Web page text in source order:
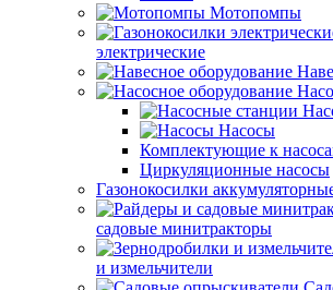
Мотопомпы
электрические
Насосы
Комплектующие к
Циркуляционные насосы
Газонокосилки
садовые минитракторы
и измельчители